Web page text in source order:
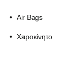
Air Bags
Χειροκίνητο